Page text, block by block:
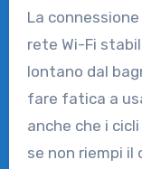
La
rete Wi-Fi
lontano dal
fare fatica a
anche che i
se non riempi il